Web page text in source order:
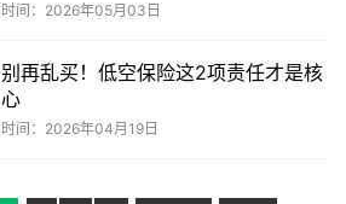
时间：2026年05月03日
别再乱买！低空保险这2项责任才是核
心
时间：2026年04月19日